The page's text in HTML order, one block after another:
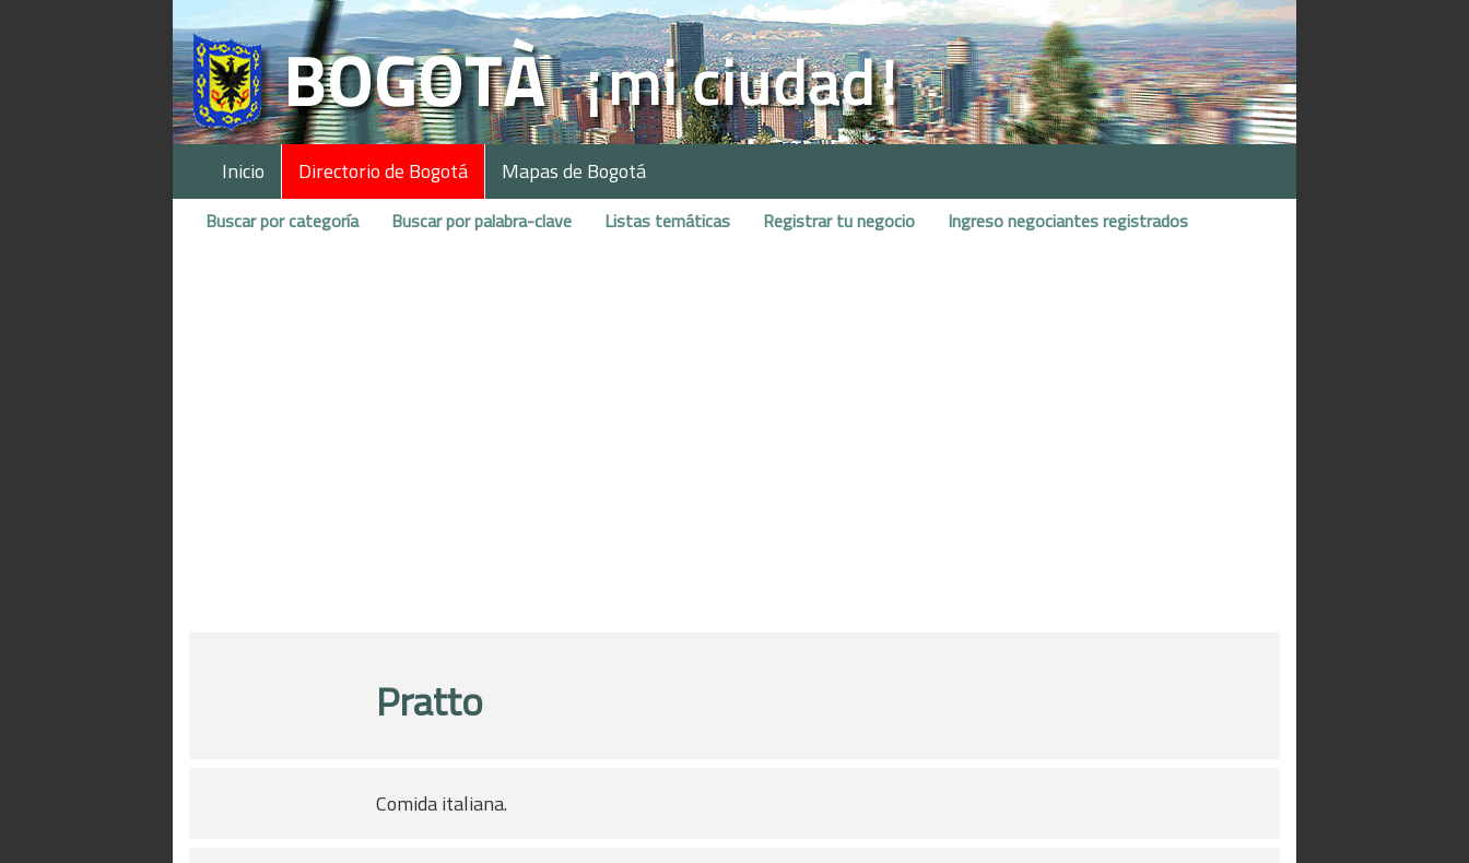
Inicio Directorio de Bogotá Mapas de Bogotá
Buscar por categoría Buscar por palabra-clave Listas temáticas Registrar tu negocio Ingreso negociantes registrados
Pratto
Comida italiana.